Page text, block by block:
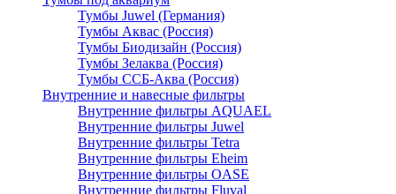
Тумбы Juwel (Германия)
Тумбы Аквас (Россия)
Тумбы Биодизайн (Россия)
Тумбы Зелаква (Россия)
Тумбы ССБ-Аква (Россия)
Внутренние и навесные фильтры
Внутренние фильтры AQUAEL
Внутренние фильтры Juwel
Внутренние фильтры Tetra
Внутренние фильтры Eheim
Внутренние фильтры OASE
Внутренние фильтры Fluval